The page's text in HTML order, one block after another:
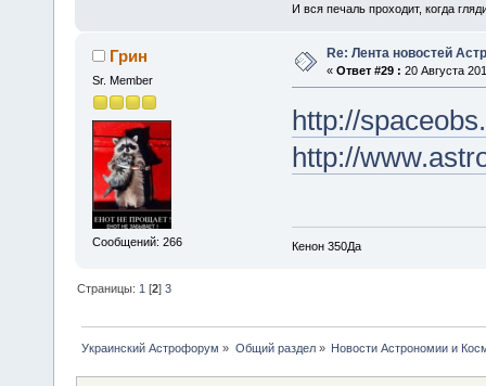
И вся печаль проходит, когда
Грин
Sr. Member
Сообщений: 266
Re: Лента новостей
« Ответ #29 : 20 Августа
http://
http://
Кенон 350Да
Страницы: 1 [2]3
Украинский Астрофорум » Общий раздел» Новости Астрономии и